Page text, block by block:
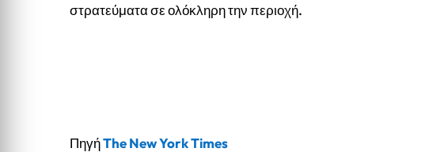
στρατεύματα σε ολόκληρη την περιοχή.
ΠηγήThe New York Times